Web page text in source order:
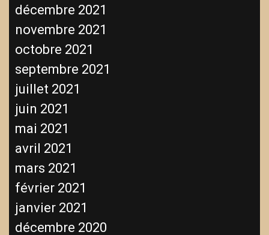
décembre 2021
novembre 2021
octobre 2021
septembre 2021
juillet 2021
juin 2021
mai 2021
avril 2021
mars 2021
février 2021
janvier 2021
décembre 2020